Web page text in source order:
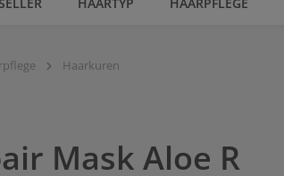
Haarkuren
Mask Aloe R